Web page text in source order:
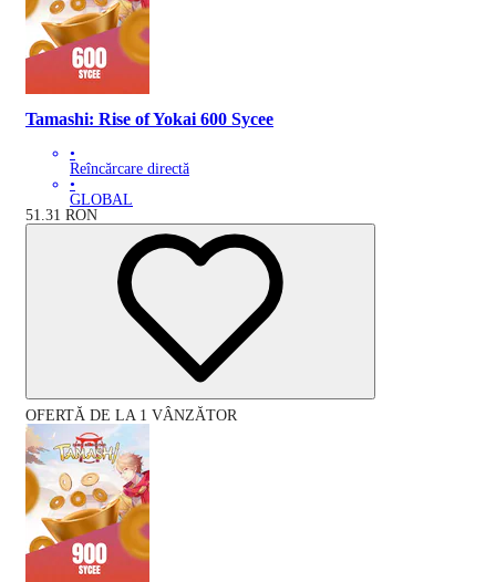
Tamashi: Rise of Yokai 600 Sycee
•
Reîncărcare directă
•
GLOBAL
51.31 RON
OFERTĂ DE LA 1 VÂNZĂTOR